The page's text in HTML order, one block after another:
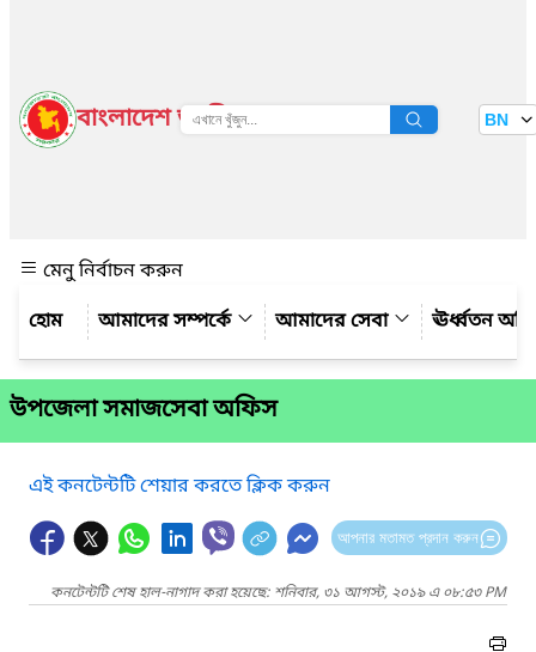
বাংলাদেশ জাতীয় তথ্য বাতায়ন BN
মেনু নির্বাচন করুন
আমাদের সম্পর্কে
আমাদের সেবা ঊর্ধ্বতন
উপজেলা সমাজসেবা অফিস
এই কনটেন্টটি শেয়ার করতে ক্লিক করুন
আপনার মতামত প্রদান করুন
কনটেন্টটি শেষ হাল-নাগাদ করা হয়েছে: শনিবার, ৩১ আগস্ট, ২০১৯ এ ০৮:৫৩ PM